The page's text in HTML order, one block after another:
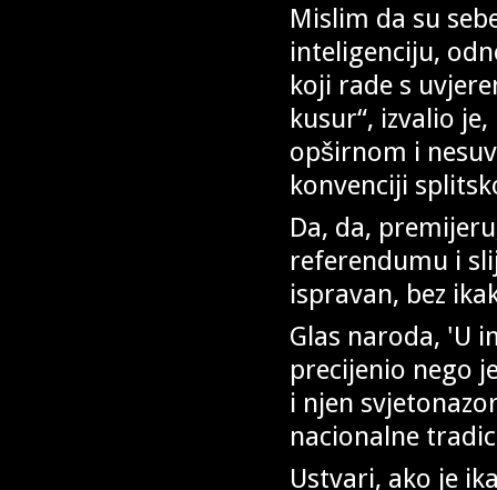
Mislim da su
inteligenciju,
koji rade s
kusur“, izvalio
opširnom i
konvenciji
Da, da,
referendumu i
ispravan, bez
Glas naroda, 'U
precijenio nego
i njen
nacionalne
Ustvari, ako je